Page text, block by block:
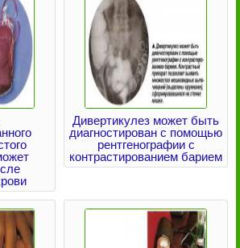
Дивертикулез может быть
диагностирован с помощью
рентгенографии с
контрастированием барием